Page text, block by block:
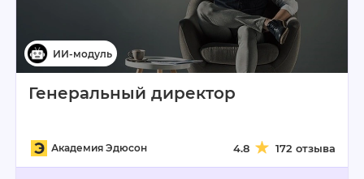
Генеральный директор
Академия Эдюсон 4.8 172 отзыва